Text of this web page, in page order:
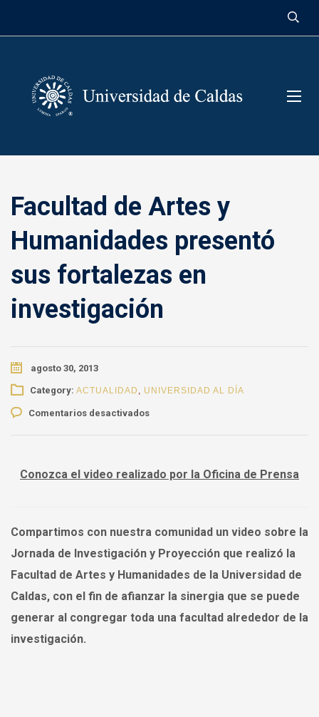
Facultad de Artes y
Humanidades presentó
sus fortalezas en
investigación
agosto 30, 2013
Category: ACTUALIDAD , UNIVERSIDAD AL DÍA
Comentarios desactivadosen
y
fortalezas
en
investigación
Conozca el video realizado por la Oficina de Prensa
Compartimos con nuestra comunidad un video sobre la
Jornada de Investigación y Proyección que realizó la
Facultad de Artes y Humanidades de la Universidad de
Caldas, con el fin de afianzar la sinergia que se puede
generar al congregar toda una facultad alrededor de la
investigación.